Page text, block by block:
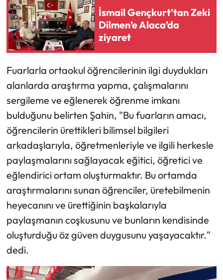
İsmail Gençkurt’tan Zeki
Dilmen’e Alaca’da
ziyaret
Fuarlarla ortaokul öğrencilerinin ilgi duydukları
alanlarda araştırma yapma, çalışmalarını
sergileme ve eğlenerek öğrenme imkanı
bulduğunu belirten Şahin, "Bu fuarların amacı,
öğrencilerin ürettikleri bilimsel bilgileri
arkadaşlarıyla, öğretmenleriyle ve ilgili herkesle
paylaşmalarını sağlayacak eğitici, öğretici ve
eğlendirici ortam oluşturmaktır. Bu ortamda
araştırmalarını sunan öğrenciler, üretebilmenin
heyecanını ve ürettiğinin başkalarıyla
paylaşmanın coşkusunu ve bunların kendisinde
oluşturduğu öz güven duygusunu yaşayacaktır."
dedi.
Otomotiv
Resmi İlan
Sağlık
Siyaset
Spor
Sungurlu Haberleri
Turizm
Uğurludağ Haberleri
Yaşam